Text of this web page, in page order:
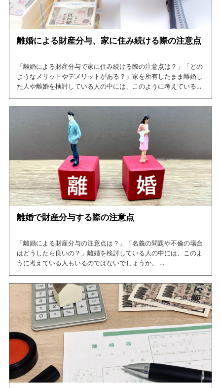
離婚による財産分与、家に住み続ける際の注意点
「離婚による財産分与で家に住み続ける際の注意点は？」「どの
ようなメリットやデメリットがある？」家を所有したまま離婚し
た人や離婚を検討している人の中には、このように考えている人
そこで、今回の記事では離婚による財産分与で家に住み続けるメ
リットやデメリットについて紹介しています。
この記事を読めば、離婚による財産分与で家に住み続ける際の注
意点について網羅できますので、是非ご一読ください。
離婚で財産分与する際の注意点
「離婚による財産分与の注意点は？」「名義の問題や不倫の場合
はどうしたら良いの？」離婚を検討している人の中には、このよ
うに考えている人もいるのではないでしょうか。
介しています。
この記事を読めば、離婚による財産分与の注意点について網羅で
きますので、是非ご一読ください。